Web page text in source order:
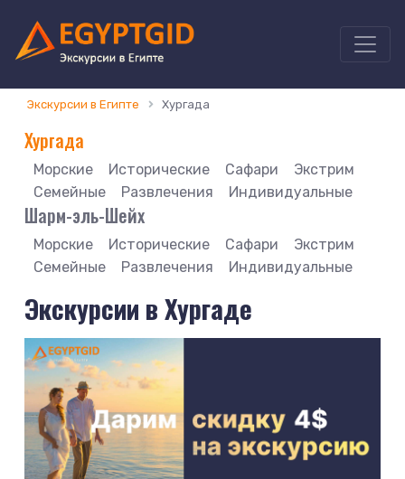
Экскурсии в Египте Хургада
Хургада
Морские Исторические Сафари
Экстрим
Семейные
Развлечения Индивидуальные
Шарм-эль-Шейх
Морские Исторические Сафари
Экстрим
Семейные
Развлечения Индивидуальные
Экскурсии в Хургаде